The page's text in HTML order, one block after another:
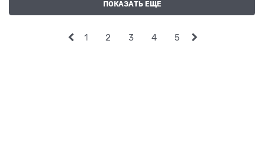
ПОКАЗАТЬ ЕЩЕ
1 2 3 4 5